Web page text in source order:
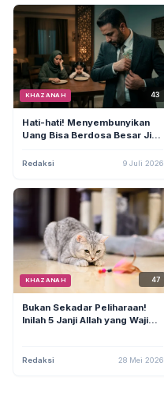
KHAZANAH 43
Hati-hati! Menyembunyikan
Uang Bisa Berdosa Besar Jika
Ini
Redaksi 9 Juli 2026
KHAZANAH 47
Bukan Sekadar Peliharaan!
Inilah 5 Janji Allah yang Wajib
Redaksi 28 Mei 2026